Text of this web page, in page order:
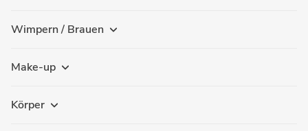
Wimpern / Brauen
Make-up
Körper